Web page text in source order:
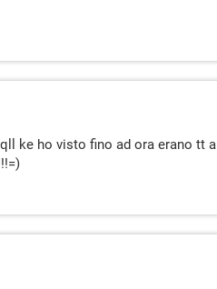
ke ho visto fino ad ora erano tt a